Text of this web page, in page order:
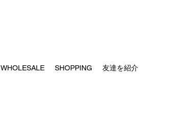
WHOLESALE SHOPPING 友達を紹介